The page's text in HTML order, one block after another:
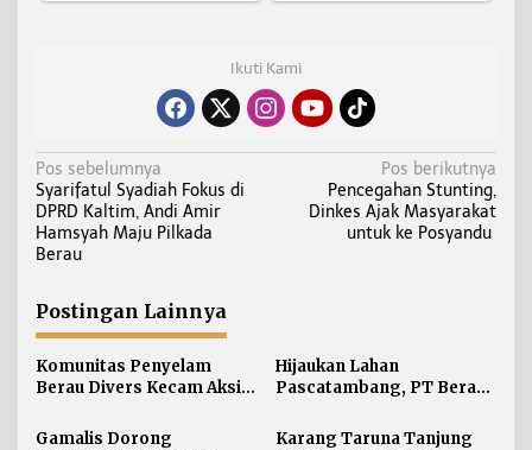
Ikuti Kami
N
a
v
i
a
s
i
p
o
Pos sebelumnya
Syarifatul Syadiah Fokus di
DPRD Kaltim, Andi Amir
Hamsyah Maju Pilkada
Berau
Pos berikutnya
Pencegahan Stunting,
Dinkes Ajak Masyarakat
untuk ke Posyandu
Postingan Lainnya
Komunitas Penyelam
Berau Divers Kecam Aksi
Hiu Dijadikan Umpan
Hijaukan Lahan
Pascatambang, PT Berau
Hektare dengan Tanam 3
Gamalis Dorong
Karang Taruna Tanjung